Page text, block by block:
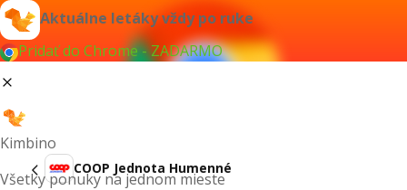
Aktuálne letáky vždy po ruke
Pridať do Chrome - ZADARMO
Kimbino
Všetky ponuky na jednom mieste
COOP Jednota Humenné